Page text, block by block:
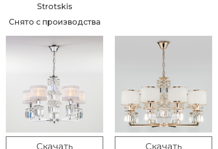
Strotskis
Снято с производства
Скачать Скачать